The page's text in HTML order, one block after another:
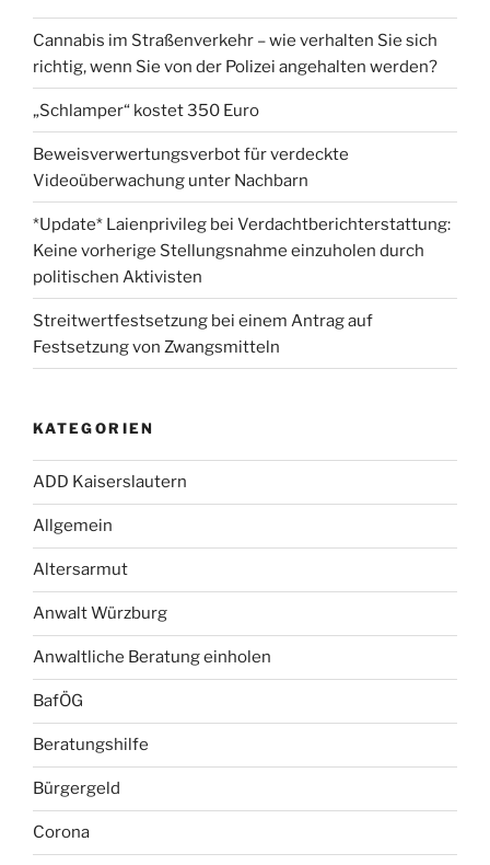
Cannabis im Straßenverkehr – wie verhalten Sie sich
richtig, wenn Sie von der Polizei angehalten werden?
„Schlamper“ kostet 350 Euro
Beweisverwertungsverbot für verdeckte
Videoüberwachung unter Nachbarn
*Update* Laienprivileg bei Verdachtberichterstattung:
Keine vorherige Stellungsnahme einzuholen durch
politischen Aktivisten
Streitwertfestsetzung bei einem Antrag auf
Festsetzung von Zwangsmitteln
KATEGORIEN
ADD Kaiserslautern
Allgemein
Altersarmut
Anwalt Würzburg
Anwaltliche Beratung einholen
BafÖG
Beratungshilfe
Bürgergeld
Corona